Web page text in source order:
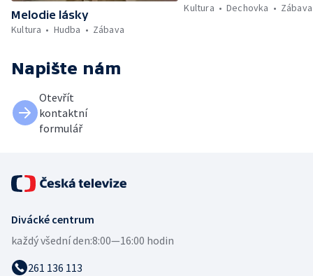
Melodie lásky
Kultura
Hudba Zábava
Kultura
Dechovka Zábava
Napište nám
Otevřít
kontaktní
formulář
Divácké centrum
každý všední den:8:00—16:00 hodin
261 136 113